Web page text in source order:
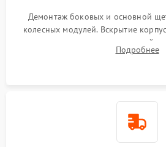
Демонтаж боковых и основной
колесных модулей. Вскрытие
очистка внутренних полостей,
скопившейся пыли, волос и
Подробнее